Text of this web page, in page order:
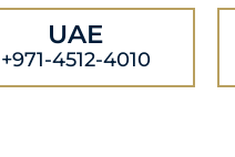
UAE
+971-4512-4010